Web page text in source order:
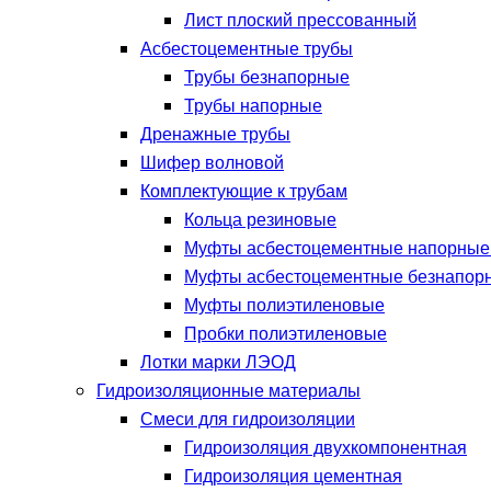
Лист плоский прессованный
Асбестоцементные трубы
Трубы безнапорные
Трубы напорные
Дренажные трубы
Шифер волновой
Комплектующие к трубам
Кольца резиновые
Муфты асбестоцементные
Муфты асбестоцементные
Муфты полиэтиленовые
Пробки полиэтиленовые
Лотки марки ЛЭОД
Гидроизоляционные материалы
Смеси для гидроизоляции
Гидроизоляция двухкомпонентная
Гидроизоляция цементная